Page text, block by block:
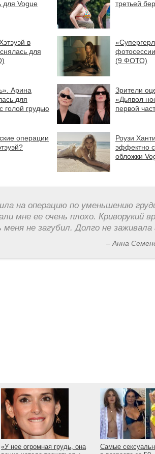
для Vogue
третьей
в
для
(9 ФОТО)
Арина
для
голой грудью
Зрители
«Дьявол
первой
операции
Роузи
эффектно
обложки
на операцию по уменьшению
мне ее очень плохо. Криворукий
меня не загубил. Долго не заживала
– Анна
«У нее огромная грудь, она
Самые